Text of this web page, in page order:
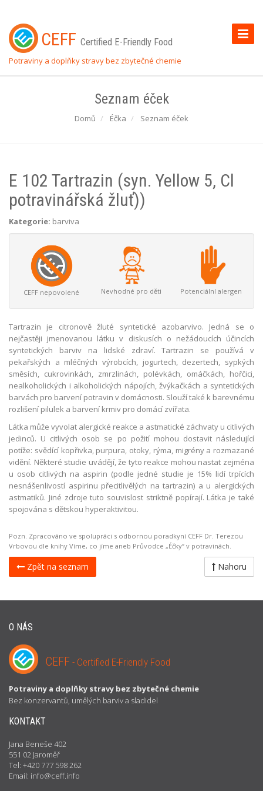
Toggle
CEFF Certified E-Friendly Food
Potraviny a doplňky stravy bez zbytečné chemie
Seznam éček
Domů Éčka Seznam éček
E 102 Tartrazin (syn. Yellow 5, Cl
potravinářská žluť))
Kategorie: barviva
CEFF nepovolené Nevhodné pro děti Potenciální alergen
Tartrazin je citronově žluté syntetické azobarvivo. Jedná se o
nejčastěji jmenovanou látku v diskusích o nežádoucích účincích
syntetických barviv na lidské zdraví. Tartrazin se používá v
pekařských a mléčných výrobcích, jogurtech, dezertech, sypkých
směsích, cukrovinkách, zmrzlinách, polévkách, omáčkách, hořčici,
nealkoholických i alkoholických nápojích, žvýkačkách a syntetických
barvách pro barvení potravin v domácnosti. Slouží také k barevnému
rozlišení pilulek a barvení krmiv pro domácí zvířata.
Látka může vyvolat alergické reakce a astmatické záchvaty u citlivých
jedinců. U citlivých osob se po požití mohou dostavit následující
potíže: svědící kopřivka, purpura, otoky, rýma, migrény a rozmazané
vidění. Některé studie uvádějí, že tyto reakce mohou nastat zejména
u osob citlivých na aspirin (podle jedné studie je 15% lidí trpících
nesnášenlivostí aspirinu přecitlivělých na tartrazin) a u alergických
astmatiků. Jiné zdroje tuto souvislost striktně popírají. Látka je také
spojována s dětskou hyperaktivitou.
Pozn. Zpracováno ve spolupráci s odbornou poradkyní CEFF Dr. Terezou
Vrbovou dle knihy Víme, co jíme aneb Průvodce „Éčky“ v potravinách.
Zpět na seznam Nahoru
O NÁS
CEFF - Certified E-Friendly Food
Potraviny a doplňky stravy bez zbytečné chemie
Bez konzervantů, umělých barviv a sladidel
KONTAKT
Jana Beneše 402
551 02 Jaroměř
Tel: +420 777 598 262
Email: info@ceff.info